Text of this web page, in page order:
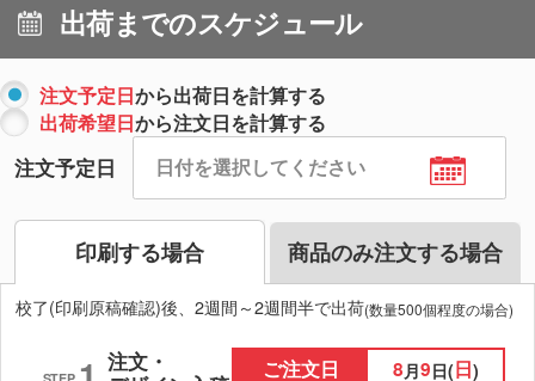
出荷までのスケジュール
注文予定日から出荷日を計算する
出荷希望日から注文日を計算する
注文予定日
印刷する場合 商品のみ注文する場合
校了(印刷原稿確認)後、2週間～2週間半で出荷(数量500個程度の場合)
注文・
ご注文日 8 月9日(日)